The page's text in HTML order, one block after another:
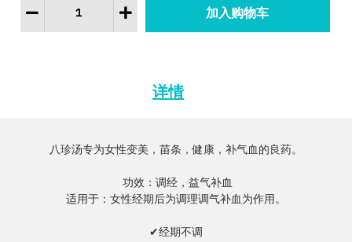
详情
八珍汤专为女性变美，苗条，健康，补气血的良药。
适用于：女性经期后为调理调气补血为作用。
✔经期不调